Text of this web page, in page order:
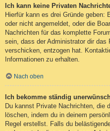
Ich kann keine Privaten
Hierfür kann es drei Gründe
oder nicht angemeldet, oder die
Nachrichten für das komplette
sein, dass der Administrator dir
verschicken, entzogen hat.
Informationen zu erhalten.
Nach oben
Ich bekomme ständig
Du kannst Private Nachrichten, die
löschen, indem du in deinem
Regel erstellst. Falls du